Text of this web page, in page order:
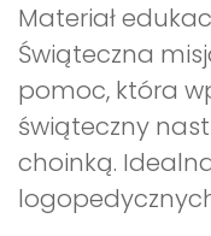
Materiał
Świąteczna
pomoc, która
świąteczny
choinką.